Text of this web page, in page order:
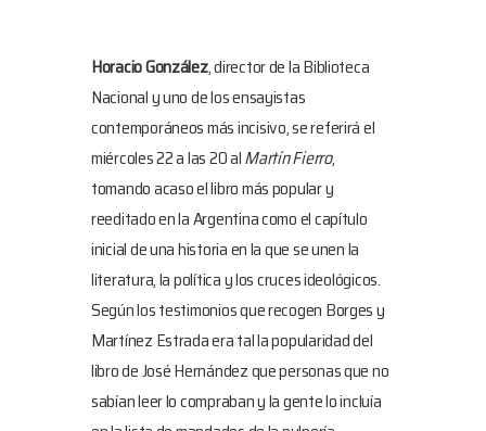
Horacio González, director de la Biblioteca
Nacional y uno de los ensayistas
contemporáneos más incisivo, se referirá el
miércoles 22 a las 20 alMartín Fierro,
tomando acaso el libro más popular y
reeditado en la Argentina como el capítulo
inicial de una historia en la que se unen la
literatura, la política y los cruces ideológicos.
Según los testimonios que recogen Borges y
Martínez Estrada era tal la popularidad del
libro de José Hernández que personas que no
sabían leer lo compraban y la gente lo incluía